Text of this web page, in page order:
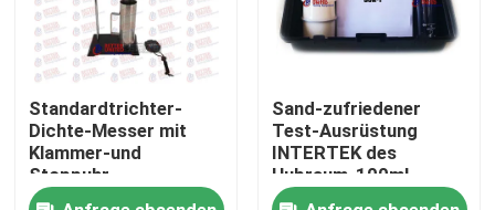
Universalprüfmaschine
Boden-Prüfmaschine
Konkrete Prüfmaschine
Standardtrichter-
Dichte-Messer mit
Klammer-und
Stoppuhr-
Spülschlamm-
Sand-zufriedener
Test-Ausrüstung
INTERTEK des
Hubraum-100ml
bestätigte